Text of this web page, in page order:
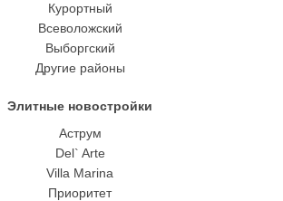
Курортный
Всеволожский
Выборгский
Другие районы
Элитные новостройки
Аструм
Del` Arte
Villa Marina
Приоритет